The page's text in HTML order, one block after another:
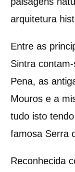
arquitetura
Entre as
Sintra
Pena, as
Mouros e a
tudo isto
famosa Serra
Reconhecida